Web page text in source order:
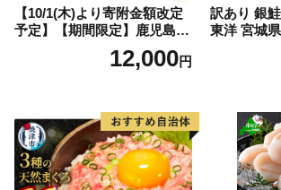
【10/1(木)より寄附金額改定
予定】【期間限定】鹿児島県
大隅産うなぎ蒲焼4尾（400
g） KN007-02312,000円
訳あり 銀
東洋 宮城
91] 鮭 魚
格外 不揃
切り身 魚